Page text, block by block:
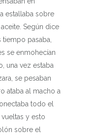
estallaba sobre
Según dice
tiempo pasaba,
se enmohecían
una vez estaba
se pesaban
ataba al macho a
todo el
y esto
sobre el